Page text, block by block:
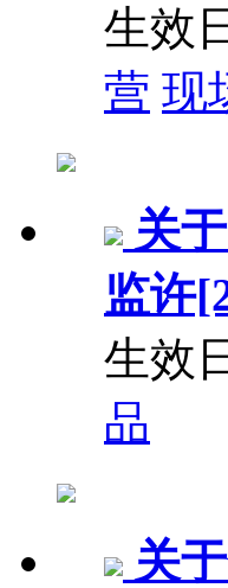
生效
营 现
关
监许
生效
品
关